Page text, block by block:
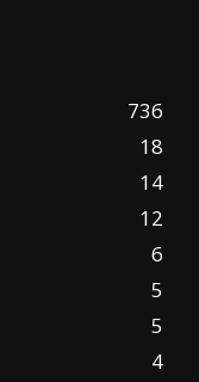
736
18
14
12
6
5
5
4